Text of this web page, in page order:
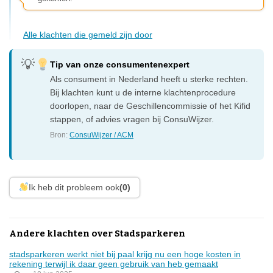
Alle klachten die gemeld zijn door
Tip van onze consumentenexpert
Als consument in Nederland heeft u sterke rechten.
Bij klachten kunt u de interne klachtenprocedure
doorlopen, naar de Geschillencommissie of het Kifid
stappen, of advies vragen bij ConsuWijzer.
Bron:ConsuWijzer / ACM
Ik heb dit probleem ook(0)
Andere klachten over Stadsparkeren
stadsparkeren werkt niet bij paal krijg nu een hoge kosten in
rekening terwijl ik daar geen gebruik van heb gemaakt